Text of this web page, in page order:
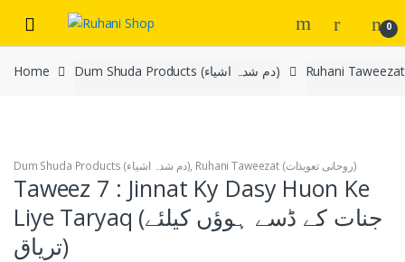
navigation
content
0
Home Dum Shuda Products (دم شدہ اشیاء)
Dum Shuda Products (دم شدہ اشیاء), Ruhani Taweezat (روحانی تعویذات)
Taweez 7 : Jinnat Ky Dasy Huon Ke
Liye Taryaq (جنات کے ڈسے ہوؤں کیلئے
تریاق)